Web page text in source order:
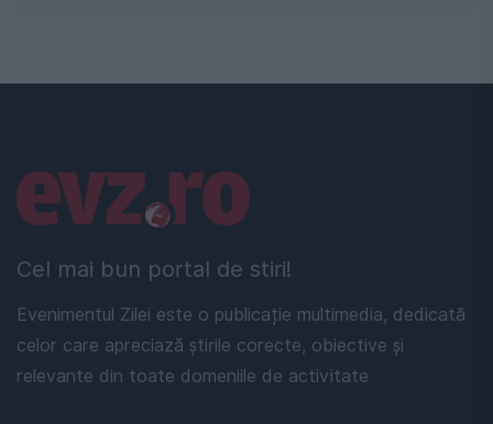
Cel mai bun portal de stiri!
Evenimentul Zilei este o publicație multimedia, dedicată
celor care apreciază știrile corecte, obiective și
relevante din toate domeniile de activitate
Linkuri utile